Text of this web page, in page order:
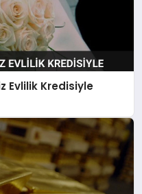
Evlilik Kredisiyle